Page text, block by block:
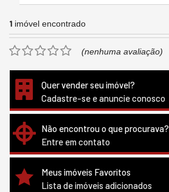
1 imóvel encontrado
(nenhuma avaliação)
Quer vender seu imóvel?
Cadastre-se e anuncie conosco
Não encontrou o que procurava?
Entre em contato
Meus imóveis Favoritos
Lista de imóveis adicionados